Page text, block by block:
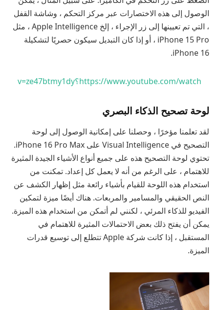
الوصول إلى هذه الاختصارات عبر مركز التحكم ، وشاشة القفل
، التي تم تعيينها إلى زر الإجراء ، إلخ Apple Intelligence ، مثل
iPhone 15 Pro ، أو إذا كان التبديل سيكون حصريًا لتشكيلة
iPhone 16.
https://www.youtube.com/watch؟v=ze47btmy1dy
لوحة تصحيح الذكاء البصري
لقد تعلمنا مؤخرًا ، وحصلنا على إمكانية الوصول إلى لوحة
التصحيح في Visual Intelligence على iPhone 16 Pro Max.
تحتوي لوحة التصحيح هذه على جميع أنواع الأشياء الجيدة المثيرة
للاهتمام ، على الرغم من أنه لا يعمل كل إعداد. تمكنت من
استخدام هذه اللوحة للقيام بأشياء رائعة مثل إظهار الكشف عن
النص الحقيقي والمسامير والمربعات. هناك أيضًا ميزة لتمكين
الفيديو للذكاء المرئي ، لكنني لم أتمكن من استخدام هذه الميزة.
يمكن أن يفتح ذلك بعض الاحتمالات المثيرة للاهتمام في
المستقبل ، إذا كانت شركة Apple تتطلع إلى توسيع قدرات
الميزة.